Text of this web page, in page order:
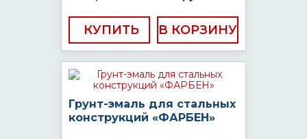
КУПИТЬ
Грунт-эмаль для стальных
конструкций «ФАРБЕН»